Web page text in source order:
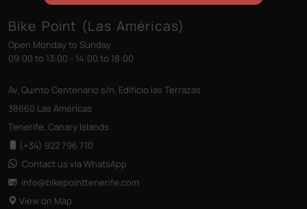
Bike Point (Las Américas)
Open Monday to Sunday
09:00 to 13:00 - 14:00 to 18:00
Av. Quinto Centenario s/n, Edificio las Terrazas
38660 Las Américas
Tenerife, Canary Islands
(+34) 922 796 710
Contact us via WhatsApp
info@bikepointtenerife .com
View on Map